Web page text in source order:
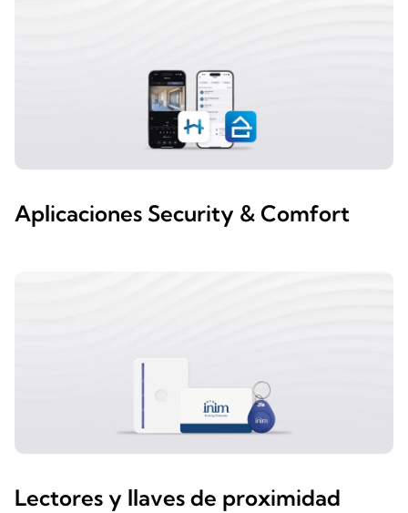
Aplicaciones Security & Comfort
Lectores y llaves de proximidad